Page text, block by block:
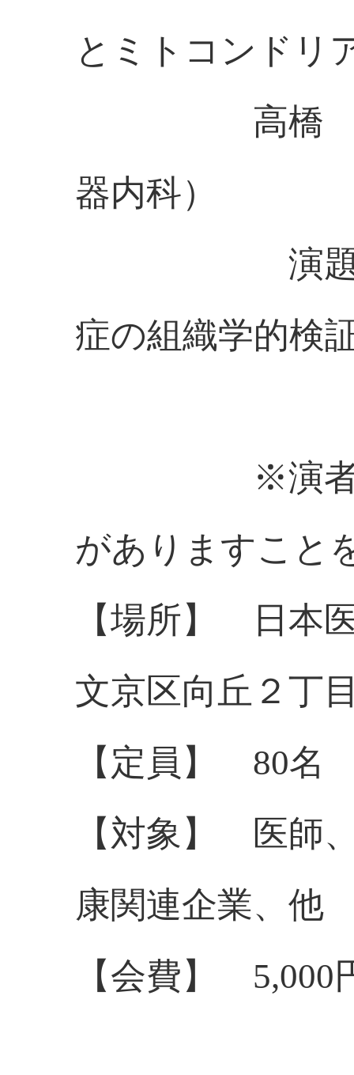
とミトコンドリ
高橋 佑弥
器内科）
演題：心
症の組織
※演者演題
がありますこと
【場所】 日本
文京区向丘２
【定員】 80名
【対象】 医師
康関連企業、他
【会費】 5,000